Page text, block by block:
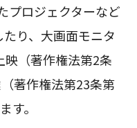
プロジェクターなど
り、大画面モニタ
（著作権法第2条
著作権法第23条第
す。